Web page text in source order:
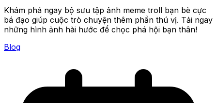
Khám phá ngay bộ sưu tập ảnh meme troll bạn bè cực
bá đạo giúp cuộc trò chuyện thêm phần thú vị. Tải ngay
những hình ảnh hài hước để chọc phá hội bạn thân!
Blog